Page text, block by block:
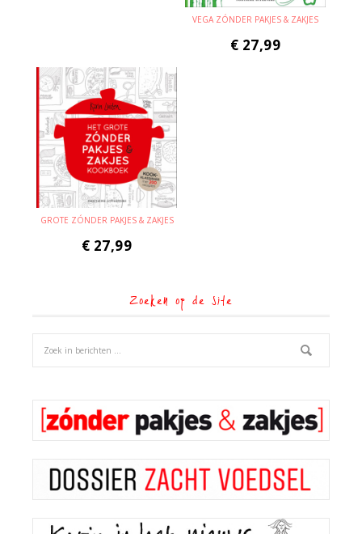
VEGA ZÓNDER PAKJES & ZAKJES
€ 27,99
GROTE ZÓNDER PAKJES & ZAKJES
€ 27,99
Zoeken op de site